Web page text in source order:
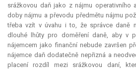
srážkovou daň jako z nájmu operativního
doby nájmu a převodu předmětu nájmu
třeba vzít v úvahu i to, že správce daně
dlouhé lhůty pro doměření daně, aby v
nájemcem jako finanční nebude završen
nájemce daň dodatečně nepřizná a
placení rozdíl mezi srážkovou daní,